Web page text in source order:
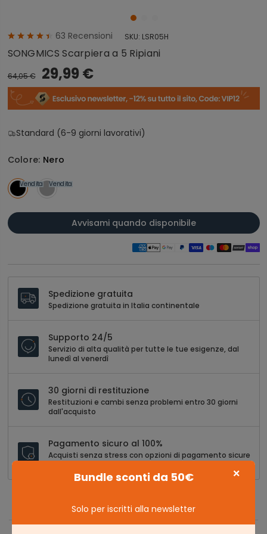
63 Recensioni SKU: LSR05H
SONGMICS Scarpiera a 5 Ripiani
64,05 € 29,99 €
Standard (6-9 giorni lavorativi)
Colore: Nero
Vendita Vendita
Avvisami quando disponibile
Spedizione gratuita
Spedizione gratuita in Italia continentale
Supporto 24/5
Servizio di alta qualità per tutte le tue esigenze, dal
lunedì al venerdì
30 giorni di restituzione
Restituzioni e cambi senza problemi entro 30 giorni
dall'acquisto
Pagamento sicuro al 100%
Acquisti senza stress con opzioni di pagamento sicure
×
Bundle sconti da 50€
Solo per iscritti alla newsletter